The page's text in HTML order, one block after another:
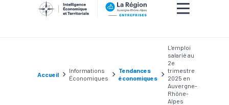
Accueil
Informations
Économiques
Tendances
économiques
L'emploi
salarié au
2e
trimestre
2025 en
Auvergne-
Rhône-
Alpes